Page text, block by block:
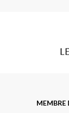
MEMBRE